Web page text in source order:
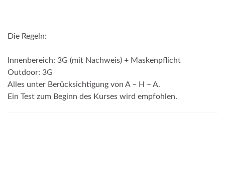
Die Regeln:
Innenbereich: 3G (mit Nachweis) + Maskenpflicht
Outdoor: 3G
Alles unter Berücksichtigung von A – H – A.
Ein Test zum Beginn des Kurses wird empfohlen.